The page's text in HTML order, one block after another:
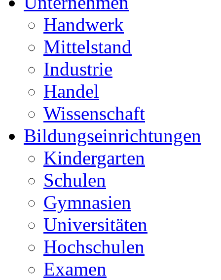
Handwerk
Mittelstand
Industrie
Handel
Wissenschaft
Bildungseinrichtungen
Kindergarten
Schulen
Gymnasien
Universitäten
Hochschulen
Examen